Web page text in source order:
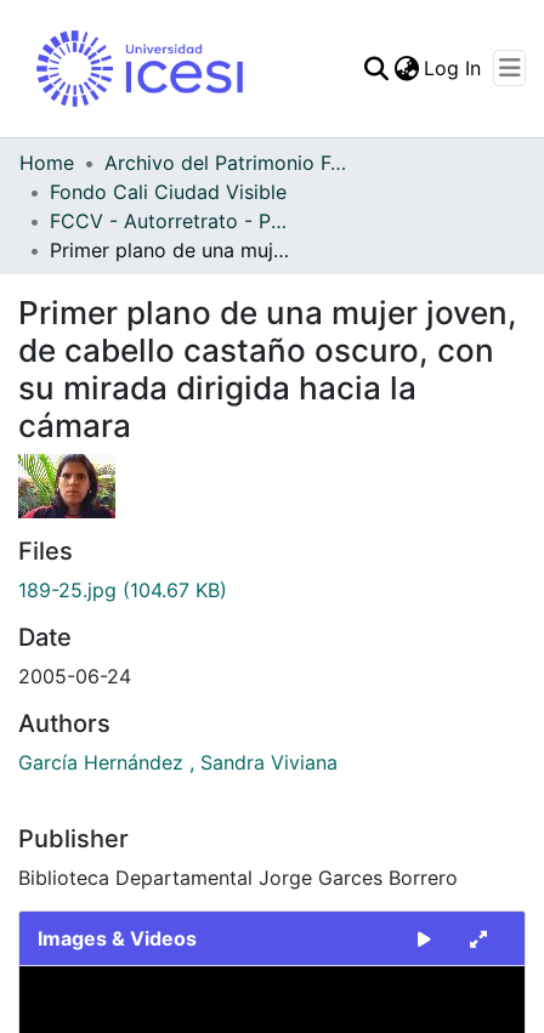
Log In
Home
Archivo del Patrimonio Fotográfico y Fílmico del Valle del Cauca
Fondo Cali Ciudad Visible
FCCV - Autorretrato - Patrimonial
Primer plano de una mujer joven, de cabello castaño oscuro, con su mirada dirigida hacia la cámara
Primer plano de una mujer joven,
de cabello castaño oscuro, con
su mirada dirigida hacia la
cámara
Files
189-25.jpg (104.67 KB)
Date
2005-06-24
Authors
García Hernández , Sandra Viviana
Publisher
Biblioteca Departamental Jorge Garces Borrero
Images & Videos